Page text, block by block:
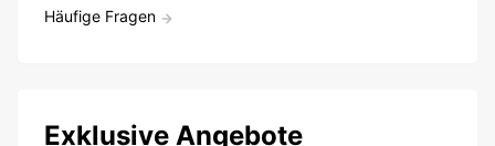
Häufige Fragen
Exklusive Angebote